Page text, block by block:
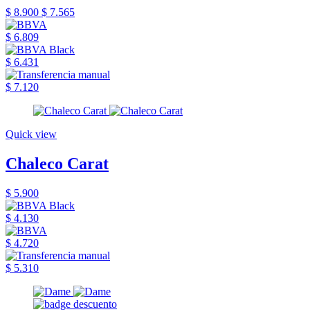
$ 8.900 $ 7.565
$ 6.809
$ 6.431
$ 7.120
Quick view
Chaleco Carat
$ 5.900
$ 4.130
$ 4.720
$ 5.310